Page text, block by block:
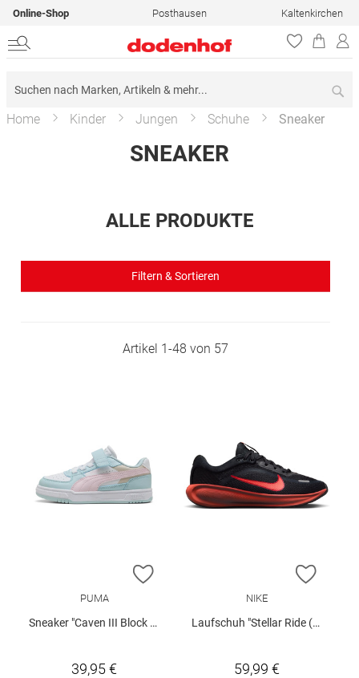
Online-Shop Posthausen Kaltenkirchen
Home Kinder Jungen Schuhe Sneaker
SNEAKER
ALLE PRODUKTE
Filtern & Sortieren
Artikel 1-48 von 57
ZUR WUNSCHLISTE HINZUFÜGEN
PUMA
Sneaker "Caven III Block AC+PS"
39,95 €
ZUR
NIKE
Laufschuh "Stellar Ride (GS)"
59,99 €